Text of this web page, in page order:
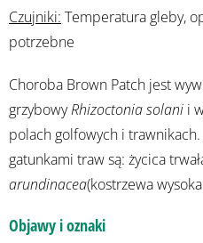
Czujniki: Temperatura gleby,
potrzebne
Choroba Brown Patch jest
grzybowyRhizoctonia solani i
polach golfowych i
gatunkami traw są: życica
arundinacea(kostrzewa
Objawy i oznaki